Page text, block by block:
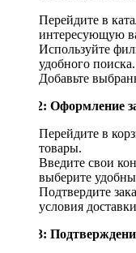
Перейдите в
интересующую
Используйте
удобного поиска.
Добавьте
Шаг 2: Оформление
Перейдите в
товары.
Введите свои
выберите
Подтвердите
условия
Шаг 3: